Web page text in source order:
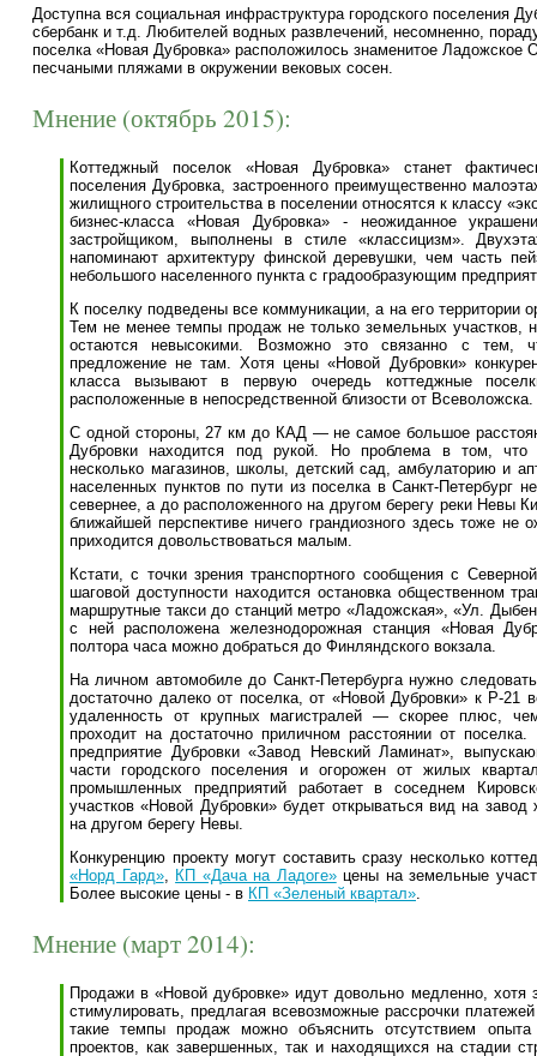
Доступна вся социальная инфраструктура городского поселения
сбербанк и т.д. Любителей водных развлечений, несомненно,
поселка «Новая Дубровка» расположилось знаменитое Ладожское
песчаными пляжами в окружении вековых сосен.
Мнение (октябрь 2015):
Коттеджный поселок «Новая Дубровка» станет
поселения Дубровка, застроенного преимущественно
жилищного строительства в поселении относятся к классу
бизнес-класса «Новая Дубровка» - неожиданное
застройщиком, выполнены в стиле «классицизм».
напоминают архитектуру финской деревушки, чем часть
небольшого населенного пункта с градообразующим
К поселку подведены все коммуникации, а на его территории
Тем не менее темпы продаж не только земельных участков,
остаются невысокими. Возможно это связанно с тем,
предложение не там. Хотя цены «Новой Дубровки»
класса вызывают в первую очередь коттеджные
расположенные в непосредственной близости от Всеволожска.
С одной стороны, 27 км до КАД — не самое большое
Дубровки находится под рукой. Но проблема в том, что
несколько магазинов, школы, детский сад, амбулаторию и
населенных пунктов по пути из поселка в Санкт-Петербург
севернее, а до расположенного на другом берегу реки Невы
ближайшей перспективе ничего грандиозного здесь тоже
приходится довольствоваться малым.
Кстати, с точки зрения транспортного сообщения с
шаговой доступности находится остановка общественном
маршрутные такси до станций метро «Ладожская», «Ул.
с ней расположена железнодорожная станция «Новая
полтора часа можно добраться до Финляндского вокзала.
На личном автомобиле до Санкт-Петербурга нужно
достаточно далеко от поселка, от «Новой Дубровки» к Р-21
удаленность от крупных магистралей — скорее плюс,
проходит на достаточно приличном расстоянии от
предприятие Дубровки «Завод Невский Ламинат»,
части городского поселения и огорожен от жилых
промышленных предприятий работает в соседнем
участков «Новой Дубровки» будет открываться вид на
на другом берегу Невы.
Конкуренцию проекту могут составить сразу несколько
«Норд Гард», КП «Дача на Ладоге»цены на земельные
Более высокие цены - в КП «Зеленый квартал».
Мнение (март 2014):
Продажи в «Новой дубровке» идут довольно медленно, хотя
стимулировать, предлагая всевозможные рассрочки
такие темпы продаж можно объяснить отсутствием
проектов, как завершенных, так и находящихся на стадии